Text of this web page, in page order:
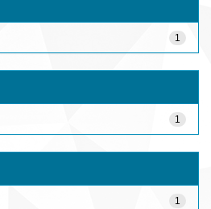
1
1
1